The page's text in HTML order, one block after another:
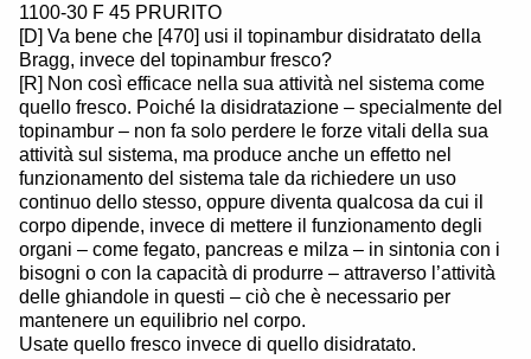
1100-30 F 45 PRURITO
[D] Va bene che [470] usi il topinambur disidratato della
Bragg, invece del topinambur fresco?
[R] Non così efficace nella sua attività nel sistema come
quello fresco. Poiché la disidratazione – specialmente del
topinambur – non fa solo perdere le forze vitali della sua
attività sul sistema, ma produce anche un effetto nel
funzionamento del sistema tale da richiedere un uso
continuo dello stesso, oppure diventa qualcosa da cui il
corpo dipende, invece di mettere il funzionamento degli
organi – come fegato, pancreas e milza – in sintonia con i
bisogni o con la capacità di produrre – attraverso l’attività
delle ghiandole in questi – ciò che è necessario per
mantenere un equilibrio nel corpo.
Usate quello fresco invece di quello disidratato.